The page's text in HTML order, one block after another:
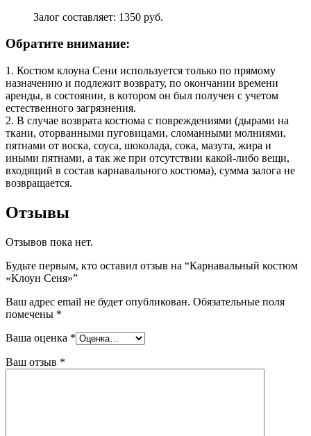
Залог составляет: 1350 руб.
Обратите внимание:
1. Костюм клоуна Сени используется только по прямому
назначению и подлежит возврату, по окончании времени
аренды, в состоянии, в котором он был получен с учетом
естественного загрязнения.
2. В случае возврата костюма с повреждениями (дырами на
ткани, оторванными пуговицами, сломанными молниями,
пятнами от воска, соуса, шоколада, сока, мазута, жира и
иными пятнами, а так же при отсутствии какой-либо вещи,
входящий в состав карнавального костюма), сумма залога не
возвращается.
Отзывы
Отзывов пока нет.
Будьте первым, кто оставил отзыв на “Карнавальный костюм
«Клоун Сеня»”
Ваш адрес email не будет опубликован. Обязательные поля
помечены *
Ваша оценка *
Ваш отзыв *